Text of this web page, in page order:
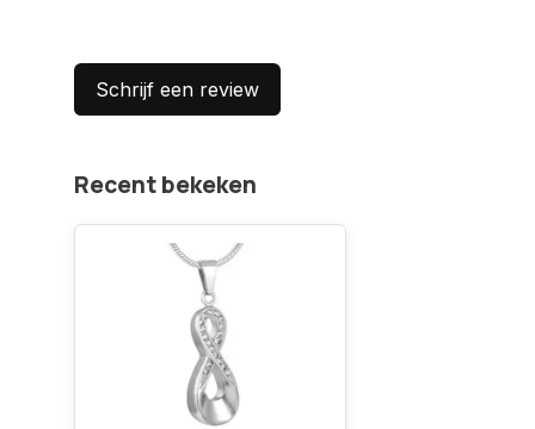
Schrijf een review
Recent bekeken